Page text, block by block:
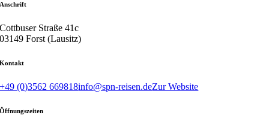
Anschrift
Cottbuser Straße 41c
03149 Forst (Lausitz)
Kontakt
+49 (0)3562 669818info@spn-reisen.deZur Website
Öffnungszeiten